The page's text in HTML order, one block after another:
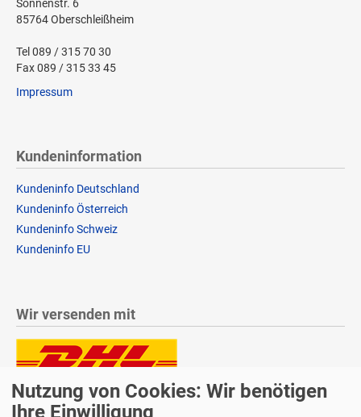
Sonnenstr. 6
85764 Oberschleißheim
Tel 089 / 315 70 30
Fax 089 / 315 33 45
Impressum
Kundeninformation
Kundeninfo Deutschland
Kundeninfo Österreich
Kundeninfo Schweiz
Kundeninfo EU
Wir versenden mit
Lieferung auch an Packstationen und Postfilialen
Samstagszustellung
Nutzung von Cookies: Wir benötigen
Ihre Einwilligung